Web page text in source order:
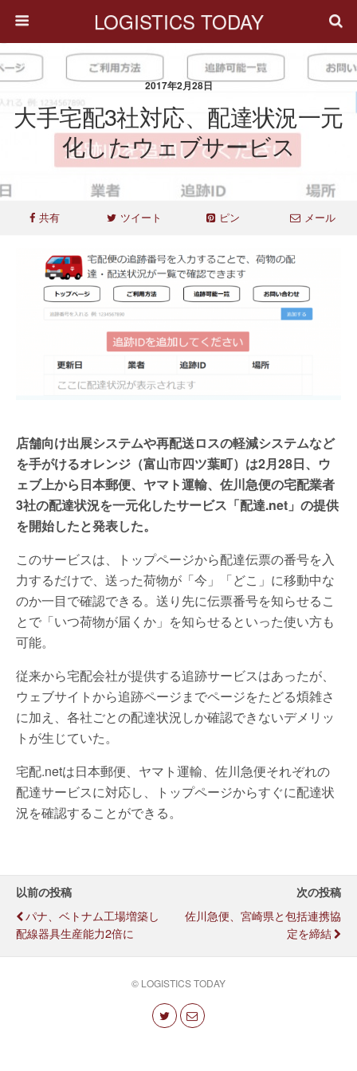
LOGISTICS TODAY
2017年2月28日
大手宅配3社対応、配達状況一元
化したウェブサービス
共有 ツイート ピン メール
店舗向け出展システムや再配送ロスの軽減システムなど
を手がけるオレンジ（富山市四ツ葉町）は2月28日、ウ
ェブ上から日本郵便、ヤマト運輸、佐川急便の宅配業者
3社の配達状況を一元化したサービス「配達.net」の提供
を開始したと発表した。
このサービスは、トップページから配達伝票の番号を入
力するだけで、送った荷物が「今」「どこ」に移動中な
のか一目で確認できる。送り先に伝票番号を知らせるこ
とで「いつ荷物が届くか」を知らせるといった使い方も
可能。
従来から宅配会社が提供する追跡サービスはあったが、
ウェブサイトから追跡ページまでページをたどる煩雑さ
に加え、各社ごとの配達状況しか確認できないデメリッ
トが生じていた。
宅配.netは日本郵便、ヤマト運輸、佐川急便それぞれの
配達サービスに対応し、トップページからすぐに配達状
況を確認することができる。
以前の投稿
パナ、ベトナム工場増築し
配線器具生産能力2倍に
次の投稿
佐川急便、宮崎県と包括連携協
定を締結
© LOGISTICS TODAY